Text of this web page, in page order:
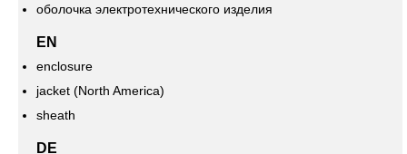
оболочка электротехнического изделия
EN
enclosure
jacket (North America)
sheath
DE